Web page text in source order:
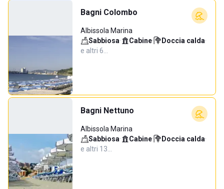
Bagni Colombo
Albissola Marina
Sabbiosa· Cabine· Doccia calda·
e altri 6…
Bagni Nettuno
Albissola Marina
Sabbiosa· Cabine· Doccia calda·
e altri 13…